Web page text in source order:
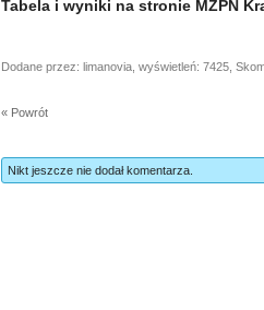
Tabela i wyniki na stronie MZPN
Dodane przez: limanovia, wyświetleń: 7425,
« Powrót
Nikt jeszcze nie dodał komentarza.